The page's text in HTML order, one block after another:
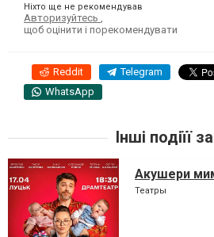
Ніхто ще не рекомендував
Авторизуйтесь
щоб оцінити і порекомендувати
Reddit Telegram
WhatsApp
Інші подіїї
Акушери
Театры